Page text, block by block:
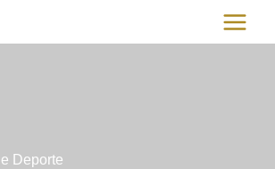
Main
Menu
Deporte